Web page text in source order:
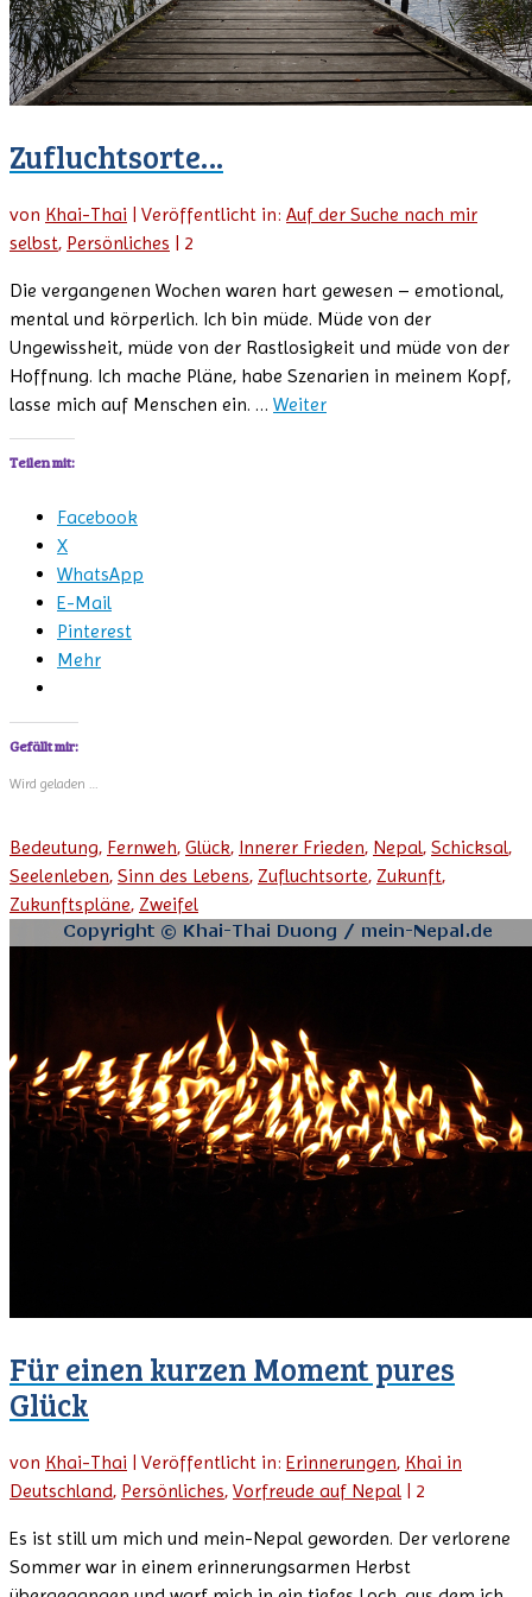
Zufluchtsorte…
von Khai-Thai | Veröffentlicht in: Auf der Suche nach mir
selbst, Persönliches | 2
Die vergangenen Wochen waren hart gewesen – emotional,
mental und körperlich. Ich bin müde. Müde von der
Ungewissheit, müde von der Rastlosigkeit und müde von der
Hoffnung. Ich mache Pläne, habe Szenarien in meinem Kopf,
lasse mich auf Menschen ein. … Weiter
Teilen mit:
Facebook
X
WhatsApp
E-Mail
Pinterest
Mehr
Gefällt mir:
Wird geladen …
Bedeutung, Fernweh, Glück, Innerer Frieden, Nepal, Schicksal,
Seelenleben, Sinn des Lebens, Zufluchtsorte, Zukunft,
Zukunftspläne, Zweifel
Für einen kurzen Moment pures
Glück
von Khai-Thai | Veröffentlicht in: Erinnerungen, Khai in
Deutschland, Persönliches, Vorfreude auf Nepal | 2
Es ist still um mich und mein-Nepal geworden. Der verlorene
Sommer war in einem erinnerungsarmen Herbst